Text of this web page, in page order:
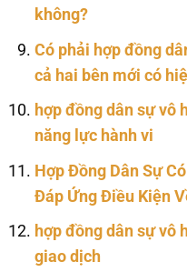
không?
Có phải hợp đồng
cả hai bên mới có
hợp đồng dân sự vô
năng lực hành vi
Hợp Đồng Dân Sự
Đáp Ứng Điều Kiện
hợp đồng dân sự vô
giao dịch